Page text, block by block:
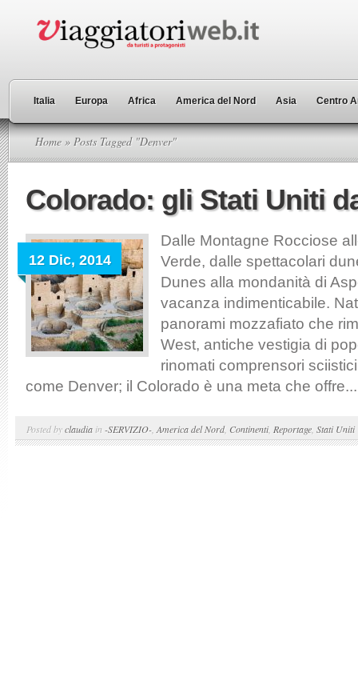
Italia Europa Africa America del Nord Asia Centro
Home » Posts Tagged "Denver"
Colorado: gli Stati Uniti
12 Dic, 2014
Dalle Montagne Rocciose
Verde, dalle spettacolari
Dunes alla mondanità di
vacanza indimenticabile.
panorami mozzafiato che
West, antiche vestigia di
rinomati comprensori
come Denver; il Colorado è una meta che offre...
Posted byclaudia in -SERVIZIO- America del Nord, Continenti, Reportage Stati Uniti